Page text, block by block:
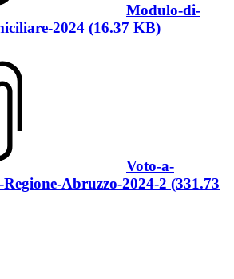
Modulo-di-
2024 (16.37 KB)
Voto-a-
Abruzzo-2024-2 (331.73